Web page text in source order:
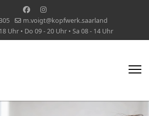
m.voigt@kopfwerk.saarland
Uhr • Do 09 - 20 Uhr • Sa 08 - 14 Uhr